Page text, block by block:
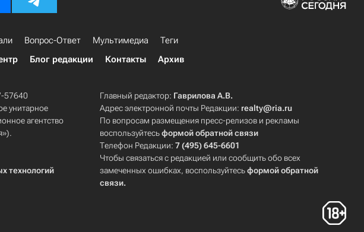
Вопрос-Ответ Мультимедиа
Теги
Блог редакции Контакты Архив
57640
унитарное
агентство
технологий
Главный редактор: Гаврилова А.В.
Адрес электронной почты Редакции: realty@ria.ru
По вопросам размещения пресс-релизов и рекламы
воспользуйтесьформой обратной связи
Телефон Редакции:7 (495) 645-6601
Чтобы связаться с редакцией или сообщить обо всех
замеченных ошибках, воспользуйтесьформой обратной
связи.